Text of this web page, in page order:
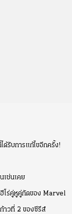
รับการแก้ไขอีกครั้ง!
เช่นเคย
ร่คู่หูคู่กัดของ Marvel
าวที่ 2 ของซีรีส์